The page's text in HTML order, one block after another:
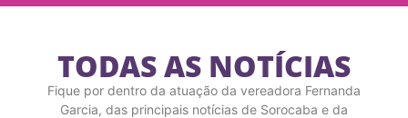
TODAS AS NOTÍCIAS
Fique por dentro da atuação da vereadora Fernanda
Garcia, das principais notícias de Sorocaba e da